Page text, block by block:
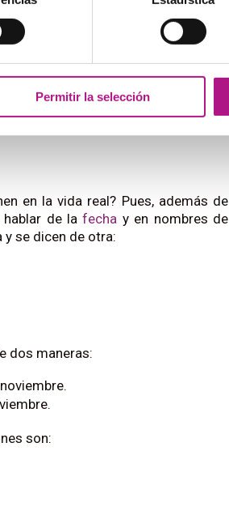
Permitir la selección
como hemos indicado antes. La
nd».
«-rd».
th».
en la vida real? Pues, además de
hablar de lafecha y en nombres de
se dicen de otra:
dos maneras:
son: